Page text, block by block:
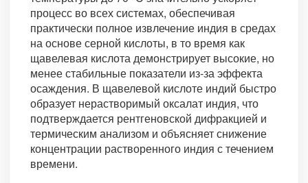
процесс во всех системах, обеспечивая
практически полное извлечение индия в средах
на основе серной кислоты, в то время как
щавелевая кислота демонстрирует высокие, но
менее стабильные показатели из-за эффекта
осаждения. В щавелевой кислоте индий быстро
образует нерастворимый оксалат индия, что
подтверждается рентгеновской дифракцией и
термическим анализом и объясняет снижение
концентрации растворенного индия с течением
времени.